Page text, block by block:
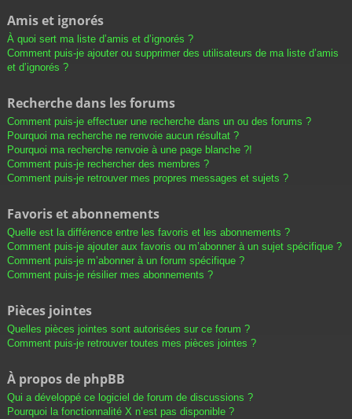
Amis et ignorés
À quoi sert ma liste d’amis et d’ignorés ?
Comment puis-je ajouter ou supprimer des utilisateurs de ma liste d’amis
et d’ignorés ?
Recherche dans les forums
Comment puis-je effectuer une recherche dans un ou des forums ?
Pourquoi ma recherche ne renvoie aucun résultat ?
Pourquoi ma recherche renvoie à une page blanche ?!
Comment puis-je rechercher des membres ?
Comment puis-je retrouver mes propres messages et sujets ?
Favoris et abonnements
Quelle est la différence entre les favoris et les abonnements ?
Comment puis-je ajouter aux favoris ou m’abonner à un sujet spécifique ?
Comment puis-je m’abonner à un forum spécifique ?
Comment puis-je résilier mes abonnements ?
Pièces jointes
Quelles pièces jointes sont autorisées sur ce forum ?
Comment puis-je retrouver toutes mes pièces jointes ?
À propos de phpBB
Qui a développé ce logiciel de forum de discussions ?
Pourquoi la fonctionnalité X n’est pas disponible ?